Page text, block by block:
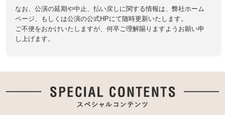
なお、公演の延期や中止、払い戻しに関する情報は、 弊社ホーム
ページ、もしくは公演の公式HPにて随時更新いたします。
ご不便をおかけいたしますが、何卒ご理解賜りますようお願い申
し上げます。